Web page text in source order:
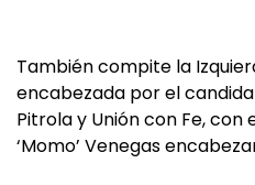
También compite la
encabezada por el
Pitrola y Unión con Fe, con
‘Momo’ Venegas